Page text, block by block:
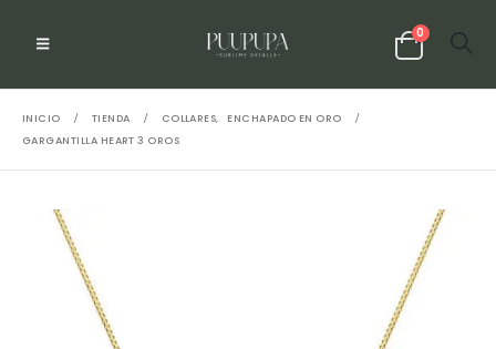
0
INICIO TIENDA COLLARES,
ENCHAPADO EN ORO
GARGANTILLA HEART 3 OROS